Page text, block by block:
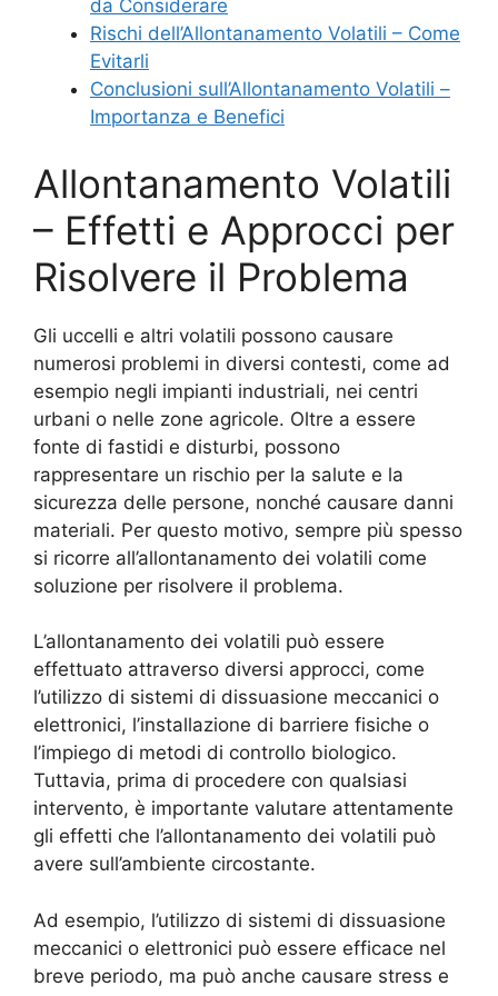
da Considerare
Rischi dell’Allontanamento Volatili – Come
Evitarli
Conclusioni sull’Allontanamento Volatili –
Importanza e Benefici
Allontanamento Volatili
– Effetti e Approcci per
Risolvere il Problema
Gli uccelli e altri volatili possono causare
numerosi problemi in diversi contesti, come ad
esempio negli impianti industriali, nei centri
urbani o nelle zone agricole. Oltre a essere
fonte di fastidi e disturbi, possono
rappresentare un rischio per la salute e la
sicurezza delle persone, nonché causare danni
materiali. Per questo motivo, sempre più spesso
si ricorre all’allontanamento dei volatili come
soluzione per risolvere il problema.
L’allontanamento dei volatili può essere
effettuato attraverso diversi approcci, come
l’utilizzo di sistemi di dissuasione meccanici o
elettronici, l’installazione di barriere fisiche o
l’impiego di metodi di controllo biologico.
Tuttavia, prima di procedere con qualsiasi
intervento, è importante valutare attentamente
gli effetti che l’allontanamento dei volatili può
avere sull’ambiente circostante.
Ad esempio, l’utilizzo di sistemi di dissuasione
meccanici o elettronici può essere efficace nel
breve periodo, ma può anche causare stress e